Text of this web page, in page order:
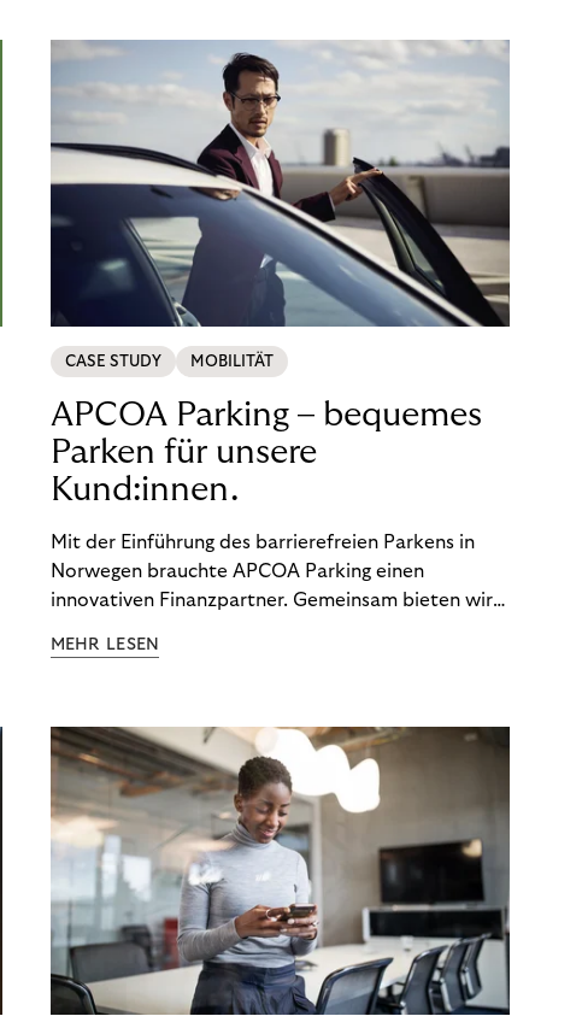
CASE STUDY MOBILITÄT
APCOA Parking – bequemes
Parken für unsere
Kund:innen.
Mit der Einführung des barrierefreien Parkens in
Norwegen brauchte APCOA Parking einen
innovativen Finanzpartner. Gemeinsam bieten wir
Erlebnis.
MEHR LESEN